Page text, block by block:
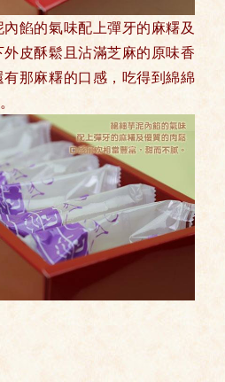
內餡的氣味配上彈牙的麻糬及
皮酥鬆且沾滿芝麻的原味香
那麻糬的口感，吃得到綿綿